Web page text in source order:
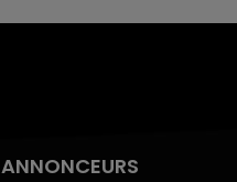
ANNONCEURS